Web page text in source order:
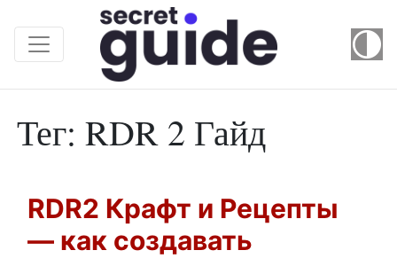
Тег: RDR 2 Гайд
RDR2 Крафт и Рецепты
— как создавать